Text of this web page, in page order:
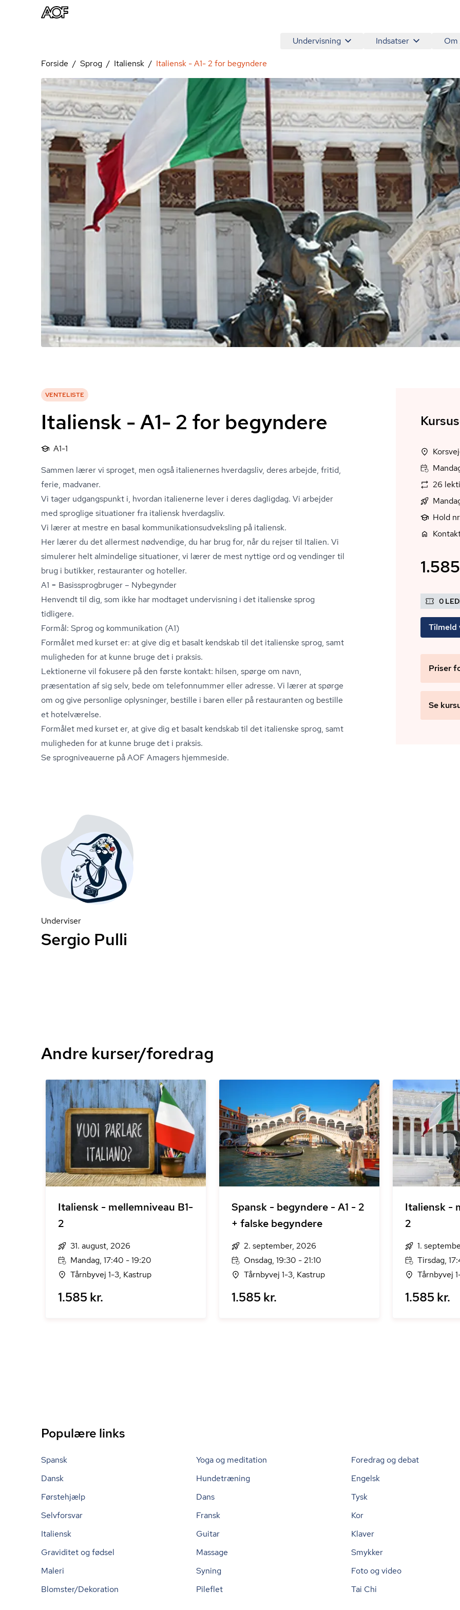
Undervisning Indsatser Om
Forside Sprog Italiensk Italiensk - A1- 2 for begyndere
VENTELISTE
Italiensk - A1- 2 for begyndere
A1-1
Sammen lærer vi sproget, men også italienernes hverdagsliv, deres arbejde, fritid,
ferie, madvaner.
Vi tager udgangspunkt i, hvordan italienerne lever i deres dagligdag. Vi arbejder
med sproglige situationer fra italiensk hverdagsliv.
Vi lærer at mestre en basal kom­mu­ni­ka­tions­ud­veks­ling på italiensk.
Her lærer du det allermest nødvendige, du har brug for, når du rejser til Italien. Vi
simulerer helt almindelige situationer, vi lærer de mest nyttige ord og vendinger til
brug i butikker, restauranter og hoteller.
A1 = Ba­sis­sprog­bru­ger – Nybegynder
Henvendt til dig, som ikke har modtaget undervisning i det italienske sprog
tidligere.
Formål: Sprog og kommunikation (A1)
Formålet med kurset er: at give dig et basalt kendskab til det italienske sprog, samt
muligheden for at kunne bruge det i praksis.
Lektionerne vil fokusere på den første kontakt: hilsen, spørge om navn,
præsentation af sig selv, bede om telefonnummer eller adresse. Vi lærer at spørge
om og give personlige oplysninger, bestille i baren eller på restauranten og bestille
et hotelværelse.
Formålet med kurset er, at give dig et basalt kendskab til det italienske sprog, samt
muligheden for at kunne bruge det i praksis.
Se sprog­ni­veau­er­ne på AOF Amagers hjemmeside.
26
Hold
0
Tilmeld
Priser
Se
Underviser
Sergio Pulli
Andre kurser/foredrag
Italiensk - mellemniveau B1-
2
31. august, 2026
Mandag, 17:40 - 19:20
Tårnbyvej 1-3, Kastrup
1.585 kr.
Spansk - begyndere - A1 - 2
+ falske begyndere
2. september, 2026
Onsdag, 19:30 - 21:10
Tårnbyvej 1-3, Kastrup
1.585 kr.
Italiensk -
2
1.
Tirsdag,
Tårnbyvej
1.585 kr.
Populære links
Spansk Yoga og meditation Foredrag og debat
Dansk
Hundetræning Engelsk
Førstehjælp
Dans Tysk
Selvforsvar
Fransk Kor
Italiensk
Guitar Klaver
Graviditet og fødsel
Massage Smykker
Maleri
Syning Foto og video
Blomster/Dekoration
Pileflet Tai Chi